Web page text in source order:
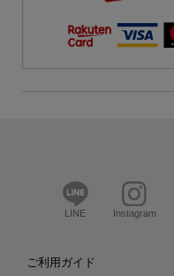
LINE Instagram
ご利用ガイド